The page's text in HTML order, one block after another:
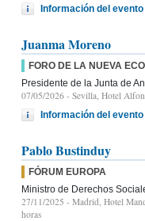
Información del evento
Juanma Moreno
FORO DE LA NUEVA
Presidente de la Junta de
07/05/2026 - Sevilla, Hotel
Información del evento
Pablo Bustinduy
FÓRUM EUROPA
Ministro de Derechos
27/11/2025 - Madrid, Hotel
horas